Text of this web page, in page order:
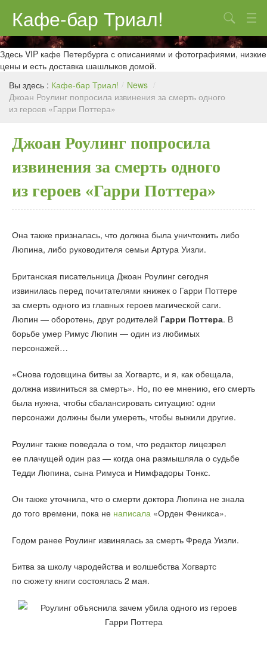
Кафе-бар Триал!
О нас
Меню
Контакты
Реклама
Поиск
Здесь VIP кафе Петербурга с описаниями и фотографиями, низкие
цены и есть доставка шашлыков домой.
Вы здесь : Кафе-бар Триал! / News /
Джоан Роулинг попросила извинения за смерть одного
из героев «Гарри Поттера»
Джоан Роулинг попросила
извинения за смерть одного
из героев «Гарри Поттера»
Она также призналась, что должна была уничтожить либо
Люпина, либо руководителя семьи Артура Уизли.
Британская писательница Джоан Роулинг сегодня
извинилась перед почитателями книжек о Гарри Поттере
за смерть одного из главных героев магической саги.
Люпин — оборотень, друг родителей Гарри Поттера. В
борьбе умер Римус Люпин — один из любимых
персонажей…
«Снова годовщина битвы за Хогвартс, и я, как обещала,
должна извиниться за смерть». Но, по ее мнению, его смерть
была нужна, чтобы сбалансировать ситуацию: одни
персонажи должны были умереть, чтобы выжили другие.
Роулинг также поведала о том, что редактор лицезрел
ее плачущей один раз — когда она размышляла о судьбе
Тедди Люпина, сына Римуса и Нимфадоры Тонкс.
Он также уточнила, что о смерти доктора Люпина не знала
до того времени, пока не написала «Орден Феникса».
Годом ранее Роулинг извинялась за смерть Фреда Уизли.
Битва за школу чародейства и волшебства Хогвартс
по сюжету книги состоялась 2 мая.